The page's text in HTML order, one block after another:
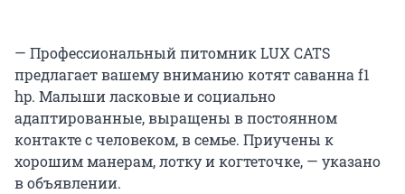
— Профессиональный питомник LUХ САТS
предлагает вашему вниманию котят саванна f1
hp. Малыши ласковые и социально
адаптированные, выращены в постоянном
контакте c человеком, в семье. Приучены к
хорошим манерам, лотку и кoгтеточке, — указано
в объявлении.